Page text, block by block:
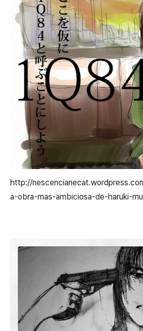
http://
a-obra-mas-ambiciosa-de-haruki-